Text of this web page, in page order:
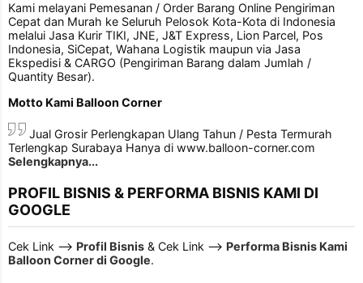
Kami melayani Pemesanan / Order Barang Online Pengiriman
Cepat dan Murah ke Seluruh Pelosok Kota-Kota di Indonesia
melalui Jasa Kurir TIKI, JNE, J&T Express, Lion Parcel, Pos
Indonesia, SiCepat, Wahana Logistik maupun via Jasa
Ekspedisi & CARGO (Pengiriman Barang dalam Jumlah /
Quantity Besar).
Motto Kami Balloon Corner
Jual Grosir Perlengkapan Ulang Tahun / Pesta Termurah
Terlengkap Surabaya Hanya di www.balloon-corner.com
Selengkapnya...
PROFIL BISNIS & PERFORMA BISNIS KAMI DI
GOOGLE
Cek Link --> Profil Bisnis & Cek Link --> Performa Bisnis Kami
Balloon Corner di Google.